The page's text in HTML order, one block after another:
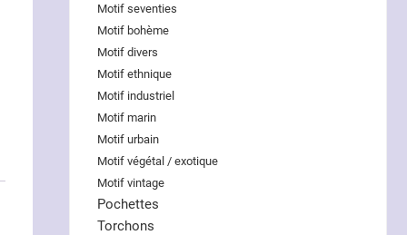
Motif seventies
Motif bohème
Motif divers
Motif ethnique
Motif industriel
Motif marin
Motif urbain
Motif végétal / exotique
Motif vintage
Pochettes
Torchons